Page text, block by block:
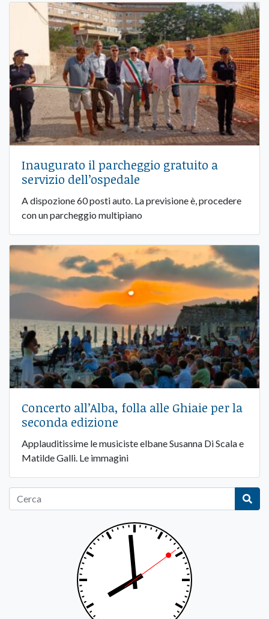
Inaugurato il parcheggio gratuito a
servizio dell’ospedale
A dispozione 60 posti auto. La previsione è, procedere
con un parcheggio multipiano
Concerto all’Alba, folla alle Ghiaie per la
seconda edizione
Applauditissime le musiciste elbane Susanna Di Scala e
Matilde Galli. Le immagini